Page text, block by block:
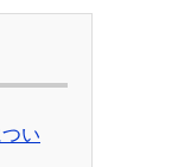
い